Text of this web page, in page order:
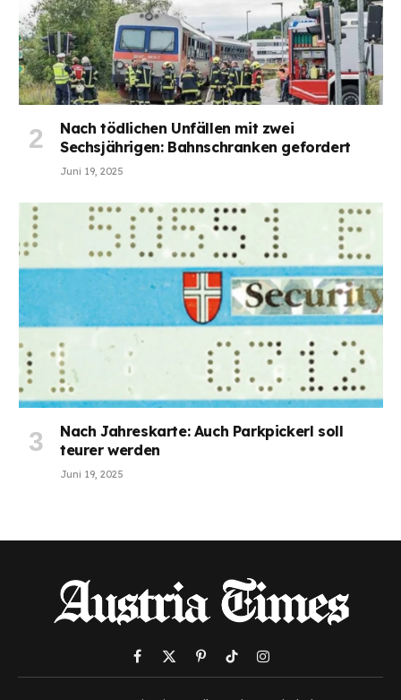
Nach tödlichen Unfällen mit zwei
Sechsjährigen: Bahnschranken gefordert
Juni 19, 2025
Nach Jahreskarte: Auch Parkpickerl soll
teurer werden
Juni 19, 2025
Facebook
X
(Twitter)
PinterestTikTokInstagram